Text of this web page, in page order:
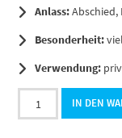
Anlass:
Besonderheit:
Verwendung:
Große
Abschiedskarte
IN DEN